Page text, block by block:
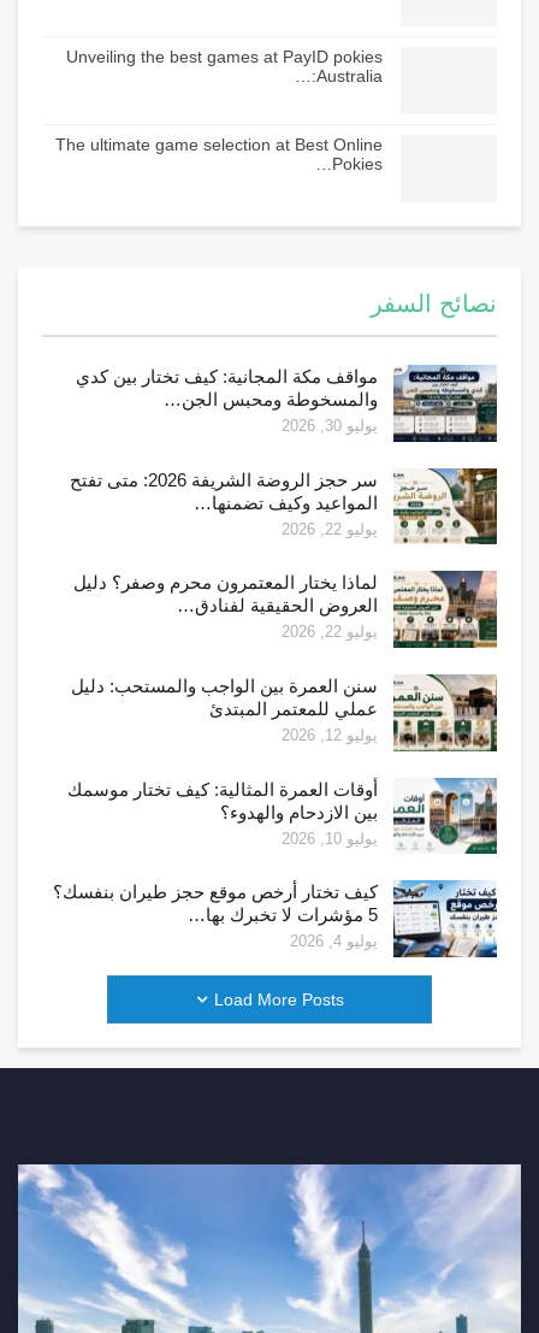
Unveiling the best games at PayID pokies
Australia:…
The ultimate game selection at Best Online
Pokies…
نصائح السفر
مواقف مكة المجانية: كيف تختار بين كدي
والمسخوطة ومحبس الجن…
يوليو 30, 2026
سر حجز الروضة الشريفة 2026: متى تفتح
المواعيد وكيف تضمنها…
يوليو 22, 2026
لماذا يختار المعتمرون محرم وصفر؟ دليل
العروض الحقيقية لفنادق…
يوليو 22, 2026
سنن العمرة بين الواجب والمستحب: دليل
عملي للمعتمر المبتدئ
يوليو 12, 2026
أوقات العمرة المثالية: كيف تختار موسمك
بين الازدحام والهدوء؟
يوليو 10, 2026
كيف تختار أرخص موقع حجز طيران بنفسك؟
5 مؤشرات لا تخبرك بها…
يوليو 4, 2026
Load More Posts